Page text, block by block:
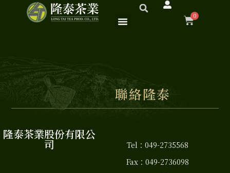
0
購
聯絡隆泰
隆泰茶業股份有限公
司
Tel：049-2735568
Fax：049-2736098